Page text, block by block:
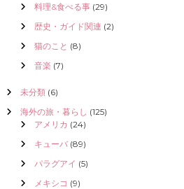
料理&食べる事(29)
歴史・ガイド関連 (2)
猫のこと (8)
音楽 (7)
未分類(6)
海外の旅・暮らし (125)
アメリカ (24)
キューバ(89)
パラグアイ (5)
メキシコ (9)